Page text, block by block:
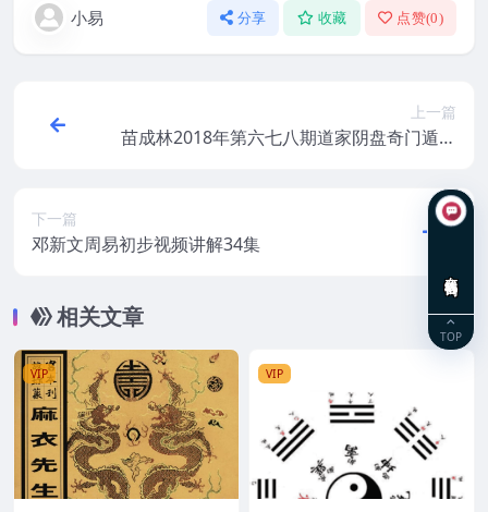
小易 分享 收藏 点赞(0)
上一篇
苗成林2018年第六七八期道家阴盘奇门遁甲
下一篇
邓新文周易初步视频讲解34集
相关文章
VIP VIP
TOP